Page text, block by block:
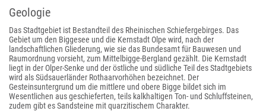
Geologie
Das Stadtgebiet ist Bestandteil des Rheinischen Schiefergebirges. Das
Gebiet um den Biggesee und die Kernstadt Olpe wird, nach der
landschaftlichen Gliederung, wie sie das Bundesamt für Bauwesen und
Raumordnung vorsieht, zum Mittelbigge-Bergland gezählt. Die Kernstadt
liegt in der Olper-Senke und der östliche und südliche Teil des Stadtgebiets
wird als Südsauerländer Rothaarvorhöhen bezeichnet. Der
Gesteinsuntergrund um die mittlere und obere Bigge bildet sich im
Wesentlichen aus geschieferten, teils kalkhaltigen Ton- und Schluffsteinen,
zudem gibt es Sandsteine mit quarzitischem Charakter.